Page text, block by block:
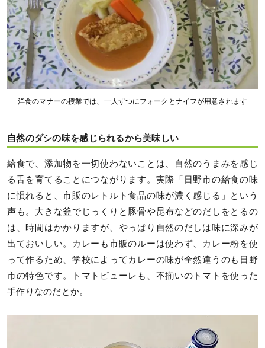
洋食のマナーの授業では、一人ずつにフォークとナイフが用意されます
自然のダシの味を感じられるから美味しい
給食で、添加物を一切使わないことは、自然のうまみを感じ
る舌を育てることにつながります。実際「日野市の給食の味
に慣れると、市販のレトルト食品の味が濃く感じる」という
声も。大きな釜でじっくりと豚骨や昆布などのだしをとるの
は、時間はかかりますが、やっぱり自然のだしは味に深みが
出ておいしい。カレーも市販のルーは使わず、カレー粉を使
って作るため、学校によってカレーの味が全然違うのも日野
市の特色です。トマトピューレも、不揃いのトマトを使った
手作りなのだとか。